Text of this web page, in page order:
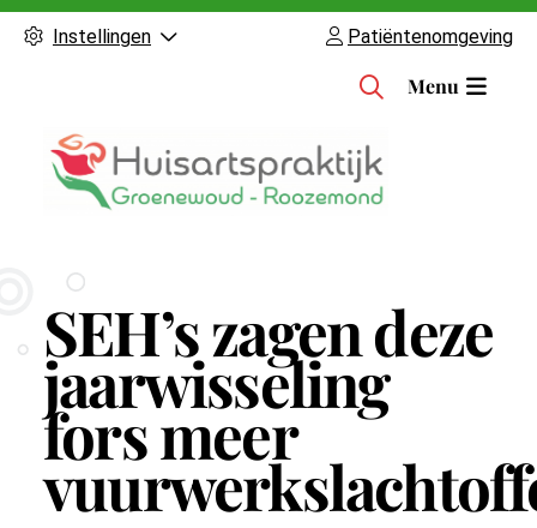
Instellingen Patiëntenomgeving
H
n
u
Menu
SEH’s zagen deze
jaarwisseling
fors meer